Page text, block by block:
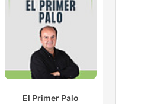
El Primer Palo